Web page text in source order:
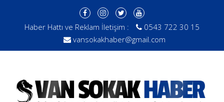
Haber Hattı ve Reklam İletişim :
0543 722 30 15
vansokakhaber@gmail.com